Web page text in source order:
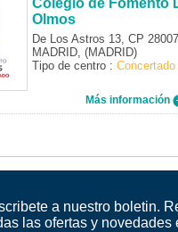
Colegio de Fomento
Olmos
De Los Astros 13, CP 28007
MADRID, (MADRID)
Tipo de centro : Concertado
Más información
a nuestro boletin.
las ofertas y novedades